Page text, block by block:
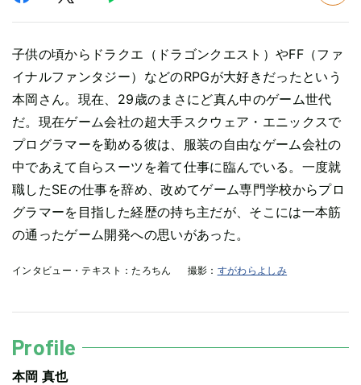
子供の頃からドラクエ（ドラゴンクエスト）やFF（ファ
イナルファンタジー）などのRPGが大好きだったという
本岡さん。現在、29歳のまさにど真ん中のゲーム世代
だ。現在ゲーム会社の超大手スクウェア・エニックスで
プログラマーを勤める彼は、服装の自由なゲーム会社の
中であえて自らスーツを着て仕事に臨んでいる。一度就
職したSEの仕事を辞め、改めてゲーム専門学校からプロ
グラマーを目指した経歴の持ち主だが、そこには一本筋
の通ったゲーム開発への思いがあった。
インタビュー・テキスト：たろちん 撮影： すがわらよしみ
Profile
本岡 真也